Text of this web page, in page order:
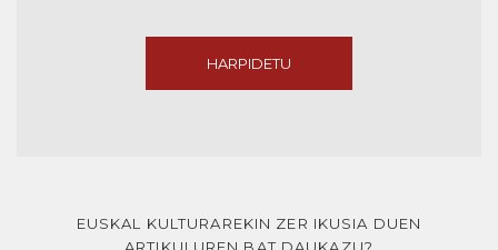
HARPIDETU
EUSKAL KULTURAREKIN ZER IKUSIA DUEN